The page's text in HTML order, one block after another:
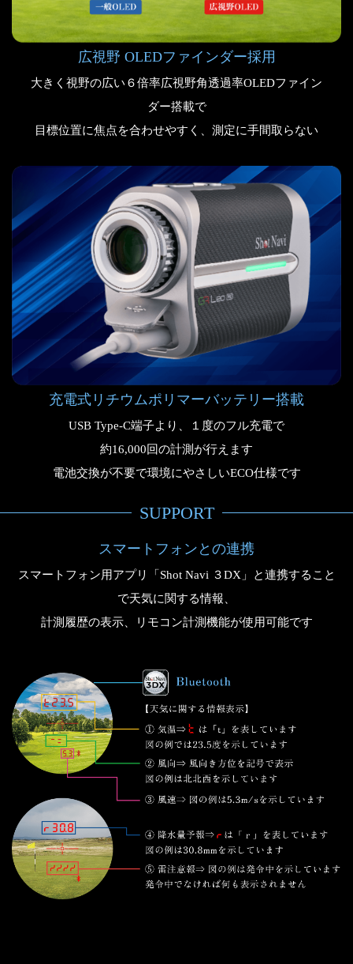
広視野 OLEDファインダー採用
大きく視野の広い６倍率広視野角透過率OLEDファイン
ダー搭載で
目標位置に焦点を合わせやすく、測定に手間取らない
充電式リチウムポリマーバッテリー搭載
USB Type-C端子より、１度のフル充電で
約16,000回の計測が行えます
電池交換が不要で環境にやさしいECO仕様です
SUPPORT
スマートフォンとの連携
スマートフォン用アプリ「Shot Navi ３DX」と連携すること
で天気に関する情報、
計測履歴の表示、リモコン計測機能が使用可能です